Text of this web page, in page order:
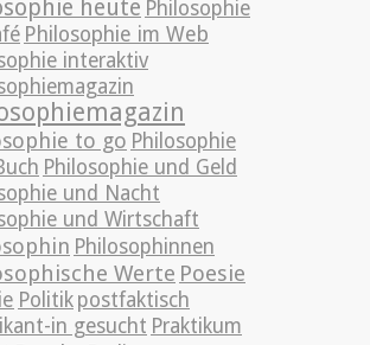
heute Philosophie
Philosophie im Web
interaktiv
to go Philosophie
Philosophie und Geld
und Nacht
und Wirtschaft
Philosophinnen
Werte Poesie
Politik postfaktisch
in gesucht Praktikum